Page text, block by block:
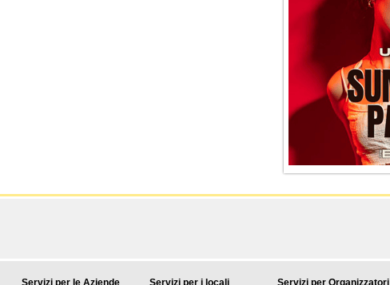
Servizi per le Aziende
Servizi per i locali
Servizi per Organizzatori